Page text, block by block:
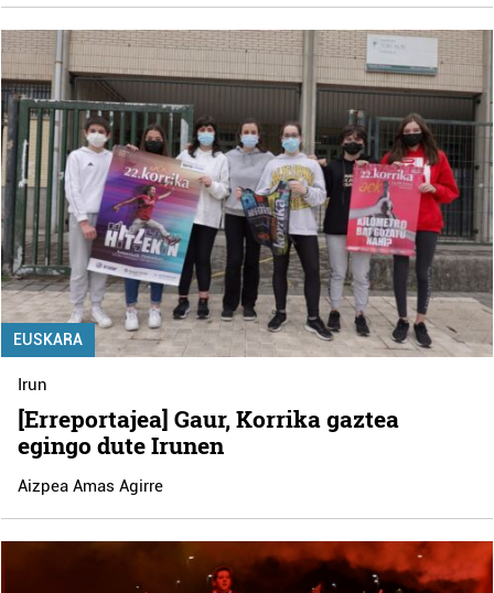
EUSKARA
Irun
[Erreportajea] Gaur, Korrika gaztea
egingo dute Irunen
Aizpea Amas Agirre